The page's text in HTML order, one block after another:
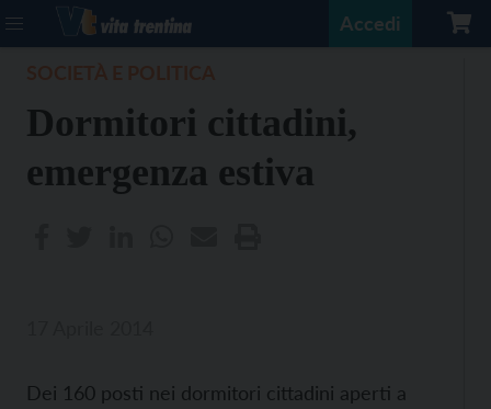
Accedi
Dormitori cittadini,
emergenza estiva
Dei 160 posti nei dormitori cittadini aperti a